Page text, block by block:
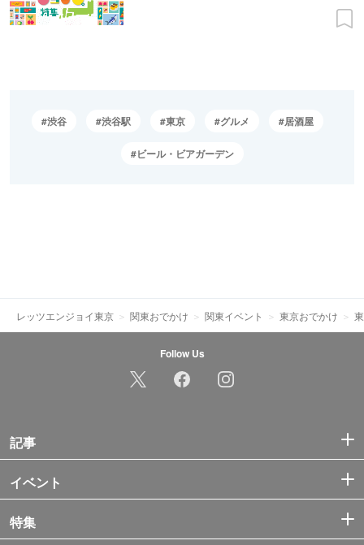
渋谷 渋谷駅 東京 グルメ 居酒屋
ビール・ビアガーデン
レッツエンジョイ東京 関東おでかけ 関東イベント 東京おでかけ
Follow Us
記事
イベント
特集